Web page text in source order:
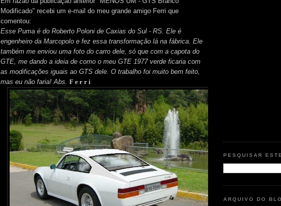
Modificado" recebi um e-mail do meu grande amigo Ferri que
comentou:
Esse Puma é do Roberto Poloni de Caxias do Sul - RS. Ele é
engenheiro da Marcopolo e fez essa transformação lá na fábrica. Ele
também me enviou uma foto do carro dele, só que com a capota do
GTE, me dando a ideia de como o meu GTE 1977 verde ficaria com
as modificações iguais ao GTS dele. O trabalho foi muito bem feito,
mas eu não faria! Abs. F e r r i
PESQUISAR
ARQUIVO DO